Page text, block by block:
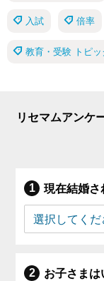
入試 倍率
教育・受験 トピッ
リセマムアンケ
現在結婚さ
お子さまは